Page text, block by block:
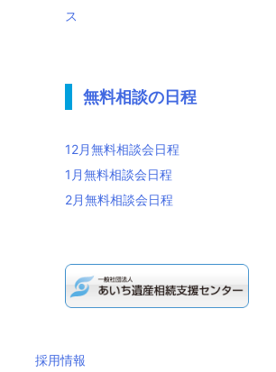
ス
無料相談の日程
12月無料相談会日程
1月無料相談会日程
2月無料相談会日程
採用情報